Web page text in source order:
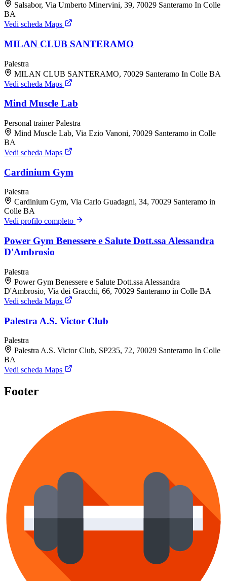
Salsabor, Via Umberto Minervini, 39, 70029 Santeramo In Colle
BA
Vedi scheda Maps
MILAN CLUB SANTERAMO
Palestra
MILAN CLUB SANTERAMO, 70029 Santeramo In Colle BA
Vedi scheda Maps
Mind Muscle Lab
Personal trainerPalestra
Mind Muscle Lab, Via Ezio Vanoni, 70029 Santeramo in Colle
BA
Vedi scheda Maps
Cardinium Gym
Palestra
Cardinium Gym, Via Carlo Guadagni, 34, 70029 Santeramo in
Colle BA
Vedi profilo completo
Power Gym Benessere e Salute Dott.ssa Alessandra
D'Ambrosio
Palestra
Power Gym Benessere e Salute Dott.ssa Alessandra
D'Ambrosio, Via dei Gracchi, 66, 70029 Santeramo in Colle BA
Vedi scheda Maps
Palestra A.S. Victor Club
Palestra
Palestra A.S. Victor Club, SP235, 72, 70029 Santeramo In Colle
BA
Vedi scheda Maps
Footer